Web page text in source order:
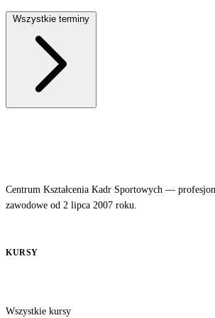
Centrum Kształcenia Kadr Sportowych —
zawodowe od 2 lipca 2007 roku.
KURSY
Wszystkie kursy